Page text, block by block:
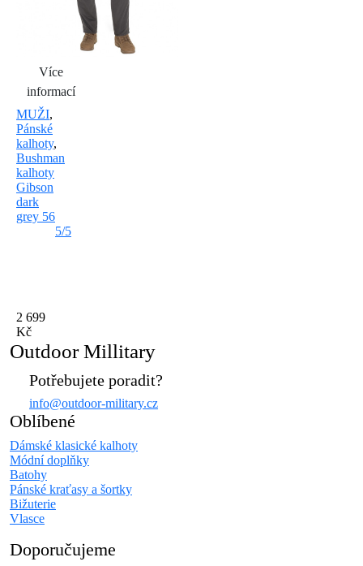
Více
informací
MUŽI,
Pánské
kalhoty,
Bushman
kalhoty
Gibson
dark
grey 56
5/5
2 699
Kč
Outdoor Millitary
Potřebujete poradit?
info@outdoor-military.cz
Oblíbené
Dámské klasické kalhoty
Módní doplňky
Batohy
Pánské kraťasy a šortky
Bižuterie
Vlasce
Doporučujeme